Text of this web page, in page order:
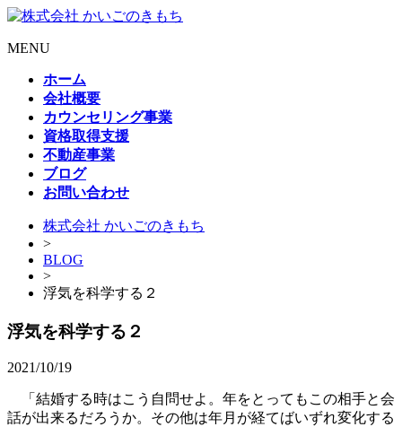
MENU
ホーム
会社概要
カウンセリング事業
資格取得支援
不動産事業
ブログ
お問い合わせ
株式会社 かいごのきもち
>
BLOG
>
浮気を科学する２
浮気を科学する２
2021/10/19
「結婚する時はこう自問せよ。年をとってもこの相手と会
話が出来るだろうか。その他は年月が経てばいずれ変化する